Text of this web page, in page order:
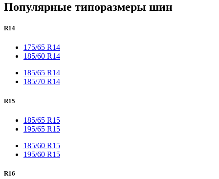
Популярные типоразмеры шин
R14
175/65 R14
185/60 R14
185/65 R14
185/70 R14
R15
185/65 R15
195/65 R15
185/60 R15
195/60 R15
R16